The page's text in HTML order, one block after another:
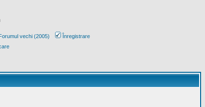
vechi (2005)
Înregistrare